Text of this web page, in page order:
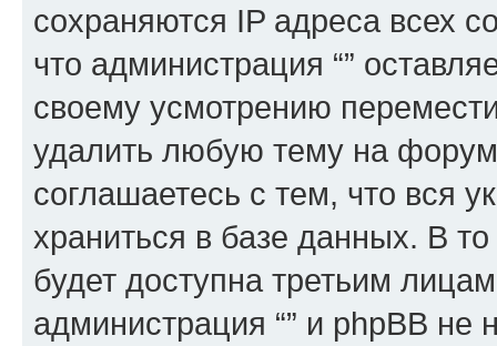
сохраняются IP адреса всех
что администрация “”
своему усмотрению
удалить любую тему на
соглашаетесь с тем, что вся
храниться в базе данных. В
будет доступна третьим
администрация “” и phpBB не